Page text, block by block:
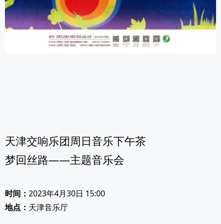
天津交响乐团周日音乐下午茶
梦回丝路——主题音乐会
时间： 2023年4月30日 15:00
地点： 天津音乐厅